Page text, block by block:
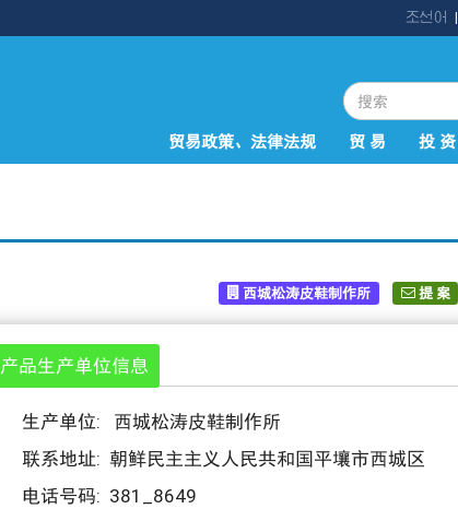
|
조선어
贸易政策、法律法规 贸 易 投 资
西城松涛皮鞋制作所 提 案
产品生产单位信息
生产单位: 西城松涛皮鞋制作所
联系地址: 朝鲜民主主义人民共和国平壤市西城区
电话号码: 381_8649